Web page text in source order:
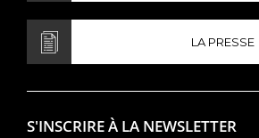
LA PRESSE
S'INSCRIRE À LA NEWSLETTER